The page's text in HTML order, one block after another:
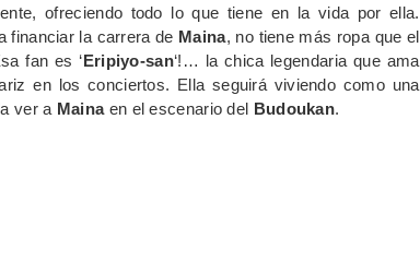
ofreciendo todo lo que tiene en la vida por ella.
financiar la carrera de Maina, no tiene más ropa que el
fan es ‘Eripiyo-san‘!… la chica legendaria que ama
en los conciertos. Ella seguirá viviendo como una
ver a Mainaen el escenario del Budoukan.